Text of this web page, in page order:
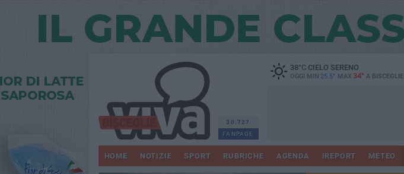
30.727
FANPAGE
38°CCIELO SERENO
OGGI MIN 25.5° MAX 34° A BISCEGLIE
HOME NOTIZIE SPORT RUBRICHE AGENDA IREPORT METEO